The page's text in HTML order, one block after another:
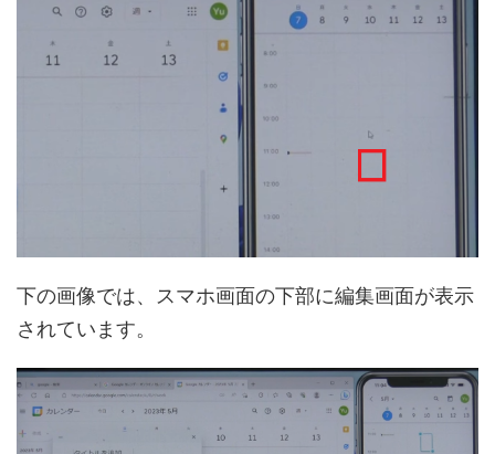
下の画像では、スマホ画面の下部に編集画面が表示
されています。